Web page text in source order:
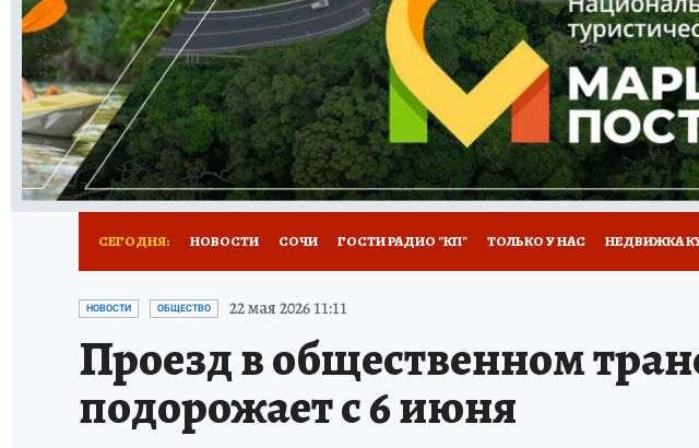
ПРЕСС-ЦЕНТР НЕДВИЖИМОСТЬ ТЕЛЕВИЗОР КОЛЛЕКЦИИ
ВСЕ О КП РАДИО КП ТЕСТЫ НОВОЕ НА САЙТЕ
СЕГОДНЯ: НОВОСТИ СОЧИ ГОСТИ РАДИО "КП" ТОЛЬКО У НАС НЕДВИЖКА
ОТДЫХ В РОССИИ ЗДОРОВЬЕ КУБАНИ
НОВОСТИ ОБЩЕСТВО 22 мая 2026 11:11
Проезд в общественном
подорожает с 6 июня